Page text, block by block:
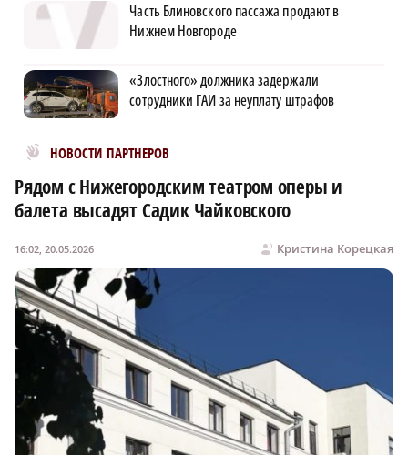
Часть Блиновского пассажа продают в
Нижнем Новгороде
«Злостного» должника задержали
сотрудники ГАИ за неуплату штрафов
НОВОСТИ ПАРТНЕРОВ
Новости МирТесен
Рядом с Нижегородским театром оперы и
балета высадят Садик Чайковского
Кристина Корецкая
16:02, 20.05.2026